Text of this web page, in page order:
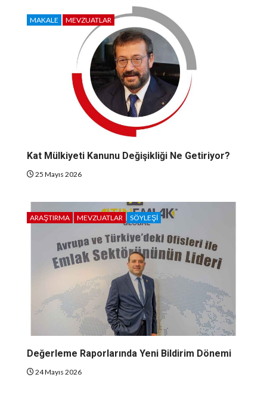
MAKALE MEVZUATLAR
Kat Mülkiyeti Kanunu Değişikliği Ne Getiriyor?
25 Mayıs 2026
ARAŞTIRMA MEVZUATLAR SÖYLEŞI
Değerleme Raporlarında Yeni Bildirim Dönemi
24 Mayıs 2026